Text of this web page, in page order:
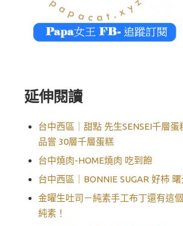
延伸閱讀
台中西區｜甜點 先生SENSEI千層
品嘗 30層千層蛋糕
台中燒肉-HOME燒肉 吃到飽
台中西區｜BONNIE SUGAR 好柿
金曜生吐司－純素手工布丁還有這
純素！